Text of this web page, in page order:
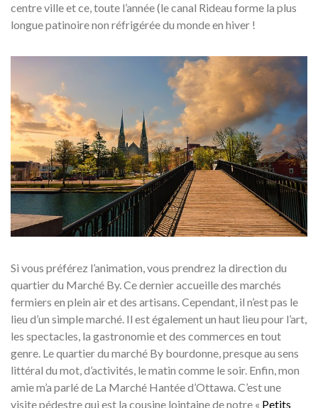
centre ville et ce, toute l’année (le canal Rideau forme la plus
longue patinoire non réfrigérée du monde en hiver !
Si vous préférez l’animation, vous prendrez la direction du
quartier du Marché By. Ce dernier accueille des marchés
fermiers en plein air et des artisans. Cependant, il n’est pas le
lieu d’un simple marché. Il est également un haut lieu pour l’art,
les spectacles, la gastronomie et des commerces en tout
genre. Le quartier du marché By bourdonne, presque au sens
littéral du mot, d’activités, le matin comme le soir. Enfin, mon
amie m’a parlé de La Marché Hantée d’Ottawa. C’est une
visite pédestre qui est la cousine lointaine de notre « Petits